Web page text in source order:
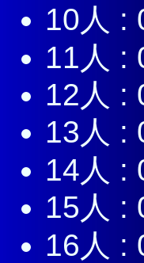
10人 :
11人 :
12人 :
13人 :
14人 :
15人 :
16人 :